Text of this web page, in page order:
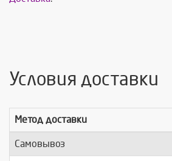
Условия доставки
Метод доставки
Самовывоз